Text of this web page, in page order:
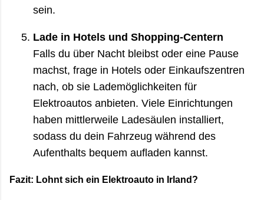
sein.
Lade in Hotels und Shopping-Centern
Falls du über Nacht bleibst oder eine Pause
machst, frage in Hotels oder Einkaufszentren
nach, ob sie Lademöglichkeiten für
Elektroautos anbieten. Viele Einrichtungen
haben mittlerweile Ladesäulen installiert,
sodass du dein Fahrzeug während des
Aufenthalts bequem aufladen kannst.
Fazit: Lohnt sich ein Elektroauto in Irland?